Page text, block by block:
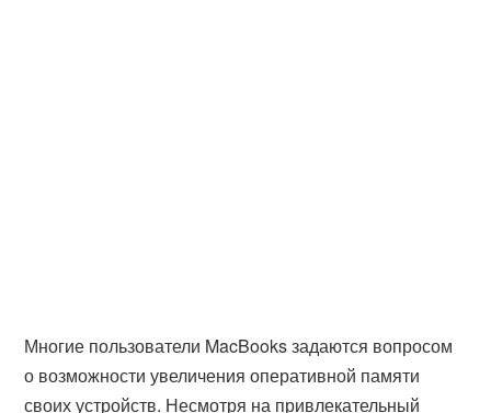
Многие пользователи MacBooks задаются вопросом
о возможности увеличения оперативной памяти
своих устройств. Несмотря на привлекательный